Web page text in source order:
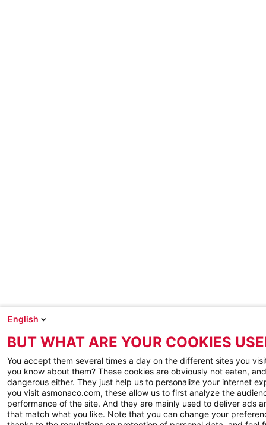
English
BUT WHAT ARE YOUR COOKIES
You accept them several times a day on the different sites you
you know about them? These cookies are obviously not eaten,
dangerous either. They just help us to personalize your internet
you visit asmonaco.com, these allow us to first analyze the
performance of the site. And they are mainly used to deliver ads
that match what you like. Note that you can change your